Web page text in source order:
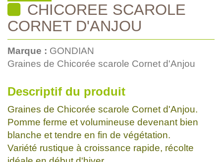
CHICOREE SCAROLE
CORNET D'ANJOU
Marque : GONDIAN
Graines de Chicorée scarole Cornet d'Anjou
Descriptif du produit
Graines de Chicorée scarole Cornet d'Anjou.
Pomme ferme et volumineuse devenant bien
blanche et tendre en fin de végétation.
Variété rustique à croissance rapide, récolte